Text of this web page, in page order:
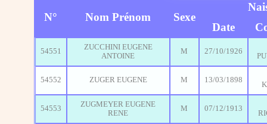
N° Nom Prénom Sexe
Date
54551
ZUCCHINI EUGENE
ANTOINE
M 27/10/1926
54552 ZUGER EUGENE M 13/03/1898
54553
ZUGMEYER EUGENE
RENE
M 07/12/1913